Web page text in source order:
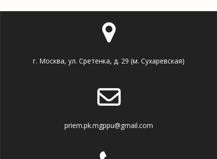
г. Москва, ул. Сретенка, д. 29 (м. Сухаревская)
priem.pk.mgppu@gmail.com